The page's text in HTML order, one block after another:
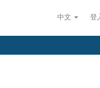
中文 登